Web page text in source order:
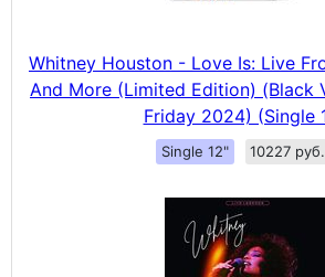
Whitney Houston - Love Is: Live
And More (Limited Edition) (Black
Friday 2024) (Single
Single 12" 10227 руб.